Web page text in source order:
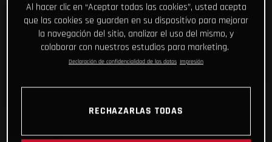
Al hacer clic en “Aceptar todas las cookies”, usted acepta
que las cookies se guarden en su dispositivo para mejorar
la navegación del sitio, analizar el uso del mismo, y
colaborar con nuestros estudios para marketing.
Declaración de confidencialidad de los datos Impresión
RECHAZARLAS TODAS